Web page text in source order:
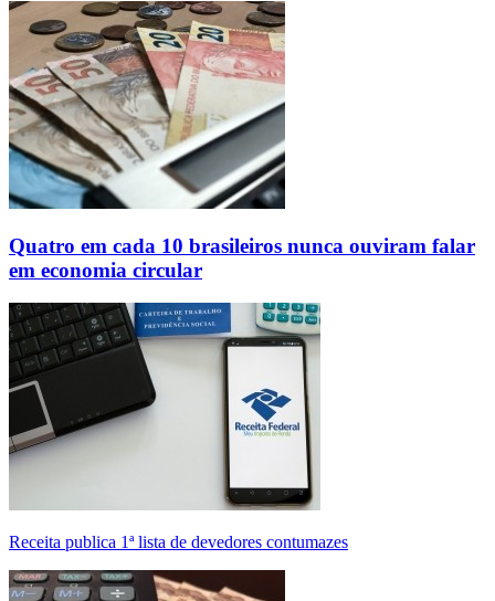
Quatro em cada 10 brasileiros nunca ouviram falar
em economia circular
Receita publica 1ª lista de devedores contumazes